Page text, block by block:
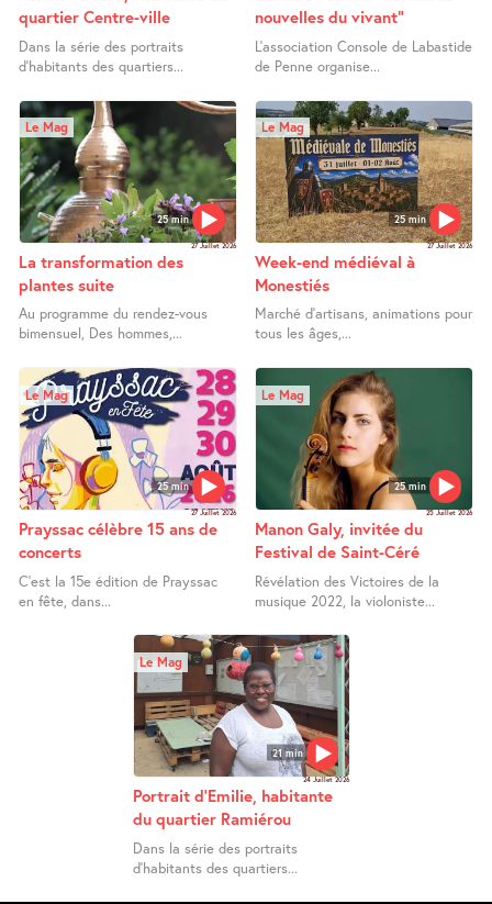
quartier Centre-ville
Dans la série des portraits
d’habitants des quartiers...
nouvelles du vivant"
L’association Console de Labastide
de Penne organise...
25 min
Le Mag
27 Juillet 2026
La transformation des
plantes suite
Au programme du rendez-vous
bimensuel, Des hommes,...
25 min
Le Mag
27 Juillet 2026
Week-end médiéval à
Monestiés
Marché d’artisans, animations pour
tous les âges,...
25 min
Le Mag
27 Juillet 2026
Prayssac célèbre 15 ans de
concerts
C’est la 15e édition de Prayssac
en fête, dans...
25 min
Le Mag
25 Juillet 2026
Manon Galy, invitée du
Festival de Saint-Céré
Révélation des Victoires de la
musique 2022, la violoniste...
21 min
Le Mag
24 Juillet 2026
Portrait d’Emilie, habitante
du quartier Ramiérou
Dans la série des portraits
d’habitants des quartiers...